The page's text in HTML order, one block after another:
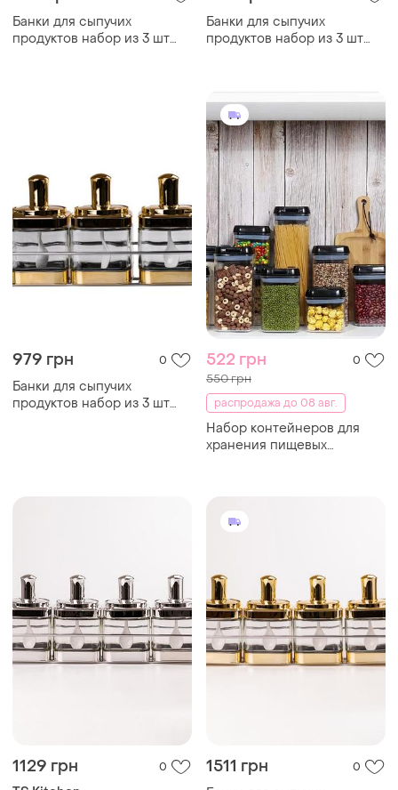
Банки для сыпучих
продуктов набор из 3 шт
Банки для сыпучих
продуктов набор из 3 шт
979 грн 0
Банки для сыпучих
продуктов набор из 3 шт
522 грн 0
550 грн
распродажа до 08 авг.
Набор контейнеров для
хранения пищевых
1129 грн 0 1511 грн 0